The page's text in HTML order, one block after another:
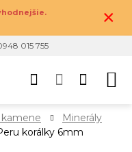
×
015 755
kamene
Minerály
korálky 6mm